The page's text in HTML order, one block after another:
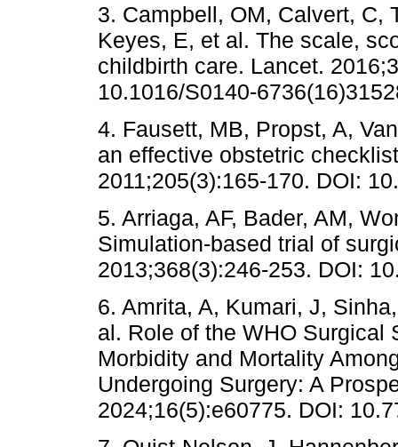
3. Campbell, OM, Calvert, C,
Keyes, E, et al. The scale,
childbirth care. Lancet.
10.1016/S0140-
4. Fausett, MB, Propst, A,
an effective obstetric
2011;205(3):165-170. DOI:
5. Arriaga, AF, Bader, AM,
Simulation-based trial of
2013;368(3):246-253. DOI:
6. Amrita, A, Kumari, J,
al. Role of the WHO Surgical
Morbidity and Mortality
Undergoing Surgery: A
2024;16(5):e60775. DOI: